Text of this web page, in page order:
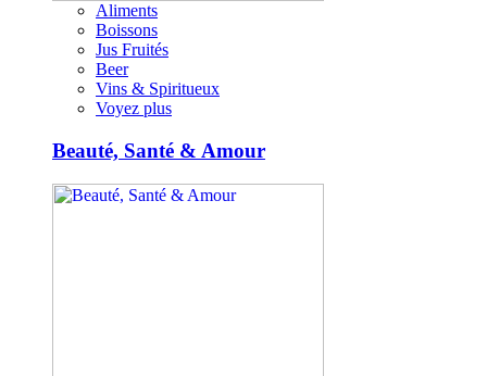
Aliments
Boissons
Jus Fruités
Beer
Vins & Spiritueux
Voyez plus
Beauté, Santé & Amour